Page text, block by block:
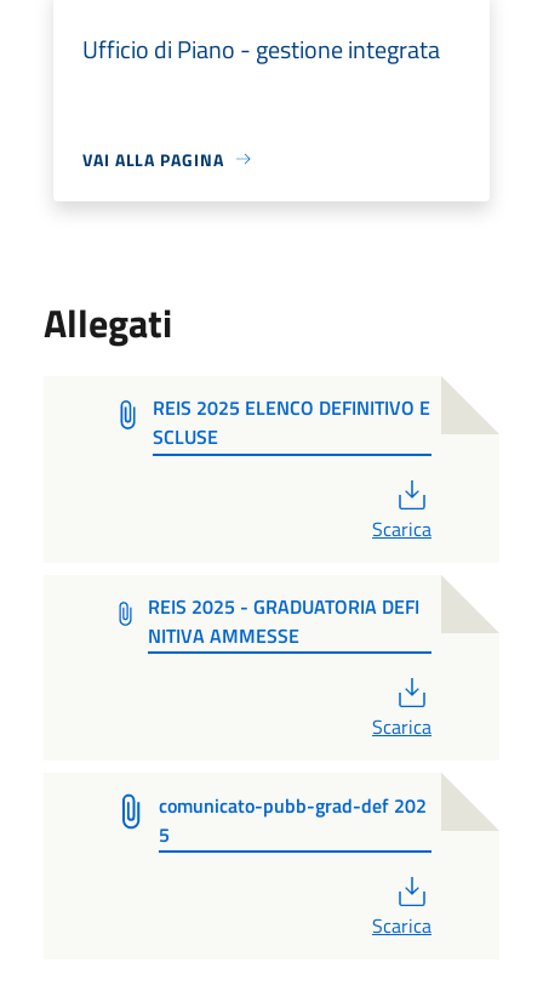
Ufficio di Piano - gestione integrata
VAI ALLA PAGINA
Allegati
REIS 2025 ELENCO DEFINITIVO E
SCLUSE
Scarica
REIS 2025 - GRADUATORIA DEFI
NITIVA AMMESSE
Scarica
comunicato-pubb-grad-def 202
5
Scarica